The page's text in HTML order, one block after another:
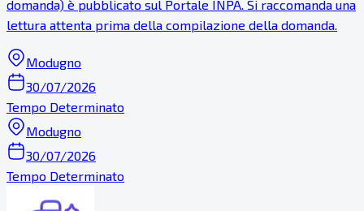
domanda) è pubblicato sul Portale INPA. Si raccomanda una
lettura attenta prima della compilazione della domanda.
Modugno
30/07/2026
Tempo Determinato
Modugno
30/07/2026
Tempo Determinato